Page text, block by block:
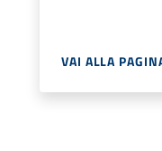
VAI ALLA